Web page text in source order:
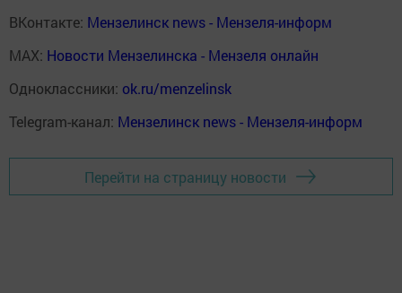
ВКонтакте: Мензелинск news - Мензеля-информ
MAX: Новости Мензелинска - Мензеля онлайн
Одноклассники: ok.ru/menzelinsk
Telegram-канал: Мензелинск news - Мензеля-информ
Перейти на страницу новости